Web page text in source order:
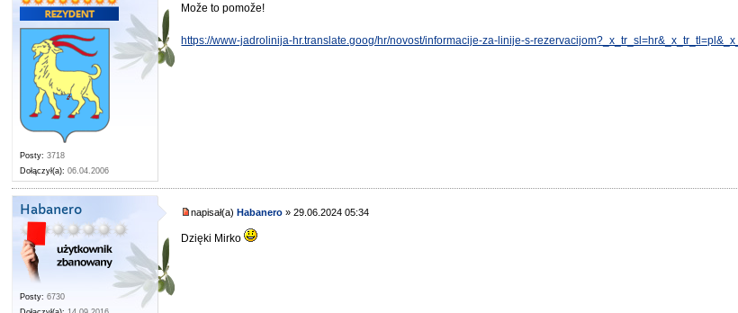
Posty: 3718
Dołączył(a): 06.04.2006
Može to pomože!
https://www-jadrolinija-hr.translate.goog/hr/novost/informacije-za-linije-s-
Habanero
Posty: 6730
napisał(a) Habanero » 29.06.2024 05:34
Dzięki Mirko